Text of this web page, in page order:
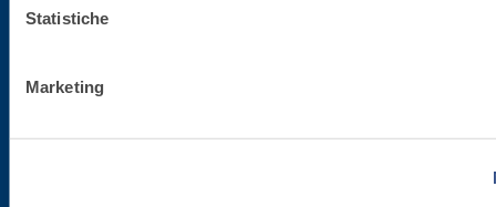
tecnici attivi).
Statistiche
Marketing
Gestione ordini - 800.333.435
C.F./P.IVA